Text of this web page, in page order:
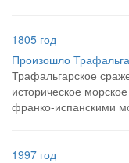
1805 год
Произошло
Трафальгарское
историческое
франко-испанскими
1997 год